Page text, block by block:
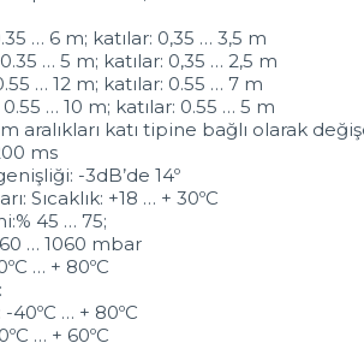
… 6 m; katılar: 0,35 … 3,5 m
0.35 … 5 m; katılar: 0,35 … 2,5 m
… 12 m; katılar: 0.55 … 7 m
0.55 … 10 m; katılar: 0.55 … 5 m
aralıkları katı tipine bağlı olarak
ms
-3dB’de 14º
Sıcaklık: +18 … + 30ºC
45 … 75;
… 1060 mbar
… + 80ºC
… + 80ºC
… + 60ºC